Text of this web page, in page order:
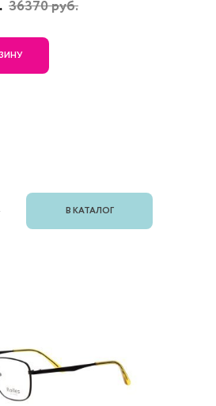
36370 руб.
В КАТАЛОГ